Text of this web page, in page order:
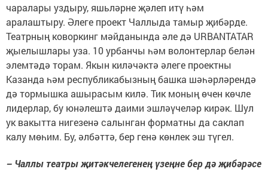
чаралары уздыру, яшьләрне җәлеп итү һәм
аралаштыру. Әлеге проект Чаллыда тамыр җибәрде.
Театрның коворкинг мәйданында әле дә URBANTATAR
җыелышлары уза. 10 урбанчы һәм волонтерлар белән
элемтәдә торам. Якын киләчәктә әлеге проектны
Казанда һәм республикабызның башка шәһәрләрендә
дә тормышка ашырасым килә. Тик моның өчен көчле
лидерлар, бу юнәлештә даими эшләүчеләр кирәк. Шул
ук вакытта нигезенә салынган форматны да саклап
калу мөһим. Бу, әлбәттә, бер генә көнлек эш түгел.
– Чаллы театры җитәкчелегенең үзеңне бер дә җибәрәсе